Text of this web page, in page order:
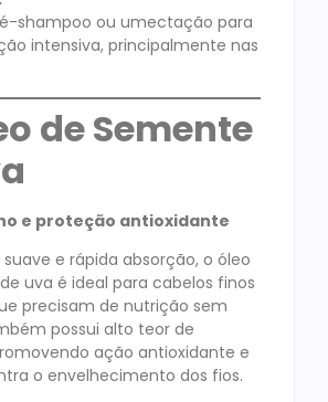
shampoo ou umectação para
intensiva, principalmente nas
de Semente
e proteção antioxidante
e rápida absorção, o óleo
uva é ideal para cabelos finos
precisam de nutrição sem
possui alto teor de
ação antioxidante e
o envelhecimento dos fios.